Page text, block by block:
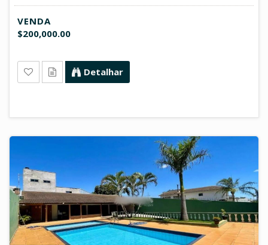
VENDA
$200,000.00
Detalhar